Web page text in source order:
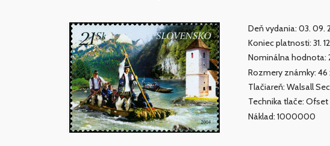
Deň vydania: 03. 09.
Koniec platnosti: 31.
Nominálna hodnota:
Rozmery známky: 46
Tlačiareň: Walsall
Technika tlače: Ofset
Náklad: 1000000